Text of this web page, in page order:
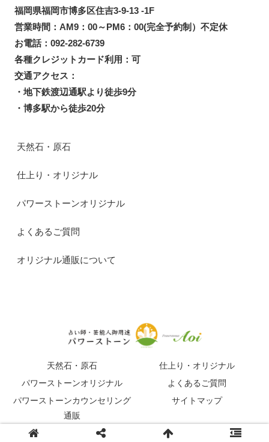
福岡県福岡市博多区住吉3-9-13 -1F
営業時間：AM9：00～PM6：00(完全予約制）不定休
お電話：092-282-6739
各種クレジットカード利用：可
交通アクセス：
・地下鉄渡辺通駅より徒歩9分
・博多駅から徒歩20分
天然石・原石
仕上り・オリジナル
パワーストーンオリジナル
よくあるご質問
オリジナル通販について
天然石・原石
仕上り・オリジナル
パワーストーンオリジナル
よくあるご質問
パワーストーンカウンセリング
通販
サイトマップ
© 2015-2026 占い師・芸能人御用達パワーストーンマガジン.